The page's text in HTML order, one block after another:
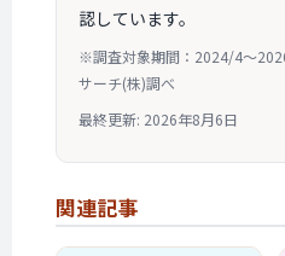
認しています。
※調査対象期間：2024/4〜
サーチ(株)調べ
最終更新: 2026年8月6日
関連記事